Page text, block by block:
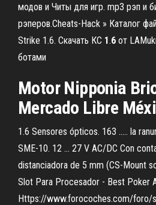
модов и Читы для игр. mp3 рэп и
рэперов.Cheats-Hack » Каталог
Strike 1.6. Скачать КС 1.6 от
ботами
Motor Nipponia
Mercado Libre
1.6 Sensores ópticos. 163 ..... la
SME-10. 12 … 27 V AC/DC Con
distanciadora de 5 mm (CS-Mount
Slot Para Procesador - Best Poker
Https://www.forocoches.com/foro/